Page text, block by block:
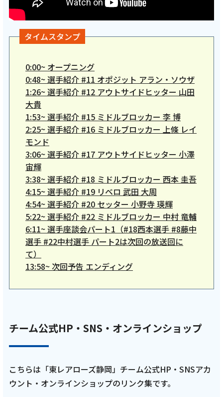
安全・安心ガイド
放送番組審議会議事録
ご利用約款・重要事項説明書
プライバシーポリシー
広告掲載のご案内
タイムスタンプ
0:00~ オープニング
0:48~選手紹介 #11 オポジット アラン・ソウザ
1:26~選手紹介 #12 アウトサイドヒッター 山田
大貴
1:53~選手紹介 #15 ミドルブロッカー 李 博
2:25~選手紹介 #16 ミドルブロッカー 上條 レイ
モンド
3:06~選手紹介 #17 アウトサイドヒッター 小澤
宙輝
3:38~選手紹介 #18 ミドルブロッカー 西本 圭吾
4:15~選手紹介 #19 リベロ 武田 大周
4:54~選手紹介 #20 セッター 小野寺 瑛輝
5:22~選手紹介 #22 ミドルブロッカー 中村 竜輔
6:11~選手座談会パート1（#18西本選手 #8藤中
選手 #22中村選手 パート2は次回の放送回に
て）
13:58~ 次回予告 エンディング
チーム公式HP・SNS・オンラインショップ
こちらは「東レアローズ静岡」チーム公式HP・SNSアカ
ウント・オンラインショップのリンク集です。